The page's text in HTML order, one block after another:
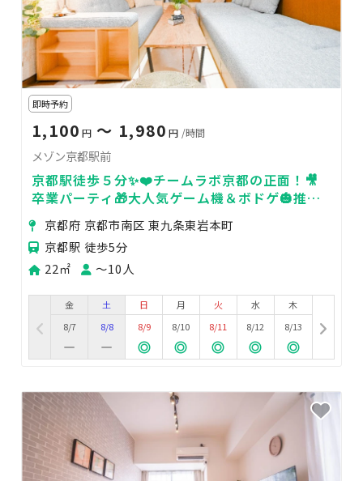
即時予約
1,100 円 〜 1,980 円 /時間
メゾン京都駅前
京都駅徒歩５分✨❤️チームラボ京都の正面！🎥
卒業パーティ🎁大人気ゲーム機＆ボドゲ🎃推し
会🎀女子会🎀ママ会🎀
京都府 京都市南区 東九条東岩本町
京都駅 徒歩5分
22㎡
〜10人
金
8/7
土
8/8
日
8/9
月
8/10
火
8/11
水
8/12
木
8/13